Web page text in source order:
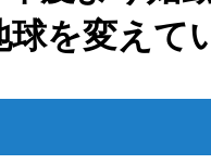
球を変えて